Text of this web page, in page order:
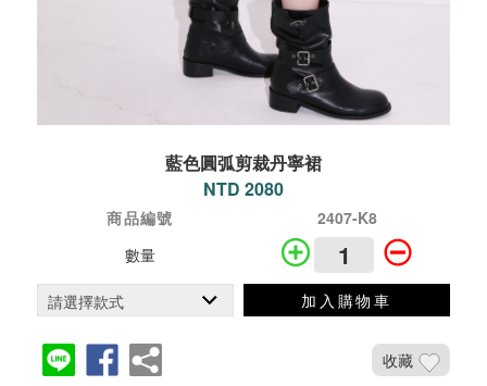
藍色圓弧剪裁丹寧裙
NTD 2080
商品編號
2407-K8
數量
加入購物車
收藏